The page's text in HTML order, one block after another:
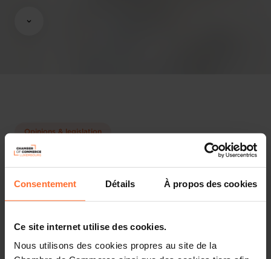
Consentement Détails À propos des cookies
Ce site internet utilise des cookies.
Nous utilisons des cookies propres au site de la
Opinions & legislation
2 project texts
Share this article
horaires, les coefficients des disciplines et des disciplines